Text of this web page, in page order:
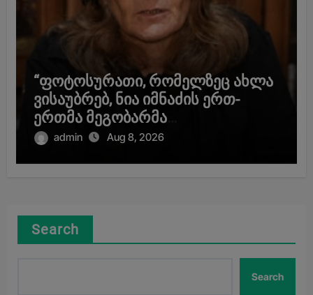
“ფოტოსურათი, რომელზეც ახლა
ვისაუბრებ, ნია იმნაძის ერთ-
ერთმა მეგობარმა
გამომიგზავნა…” – ეკა კუპატაძე
admin Aug 8, 2026
Search
Search